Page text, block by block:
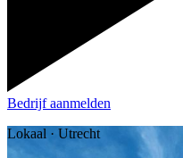
Bedrijf aanmelden
Lokaal · Utrecht